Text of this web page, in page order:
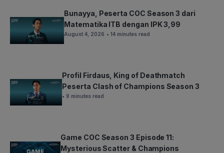
Bunayya, Peserta COC Season 3 dari
Matematika ITB dengan IPK 3,99
August 4, 2026 • 14 minutes read
Profil Firdaus, King of Deathmatch
Peserta Clash of Champions Season 3
• 9 minutes read
Game COC Season 3 Episode 11:
Mysterious Scatter & Champions